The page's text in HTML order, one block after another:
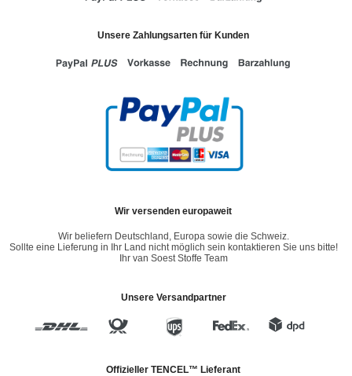
Unsere Zahlungsarten für Kunden
Wir versenden europaweit
Wir beliefern Deutschland, Europa sowie die Schweiz.
Sollte eine Lieferung in Ihr Land nicht möglich sein kontaktieren Sie uns bitte!
Ihr van Soest Stoffe Team
Unsere Versandpartner
Offizieller TENCEL™ Lieferant